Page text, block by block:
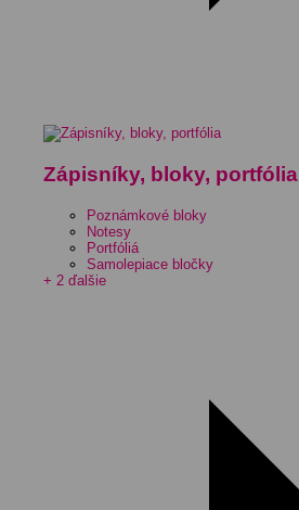
Zápisníky, bloky, portfólia
Poznámkové bloky
Notesy
Portfóliá
Samolepiace bločky
+ 2 ďalšie